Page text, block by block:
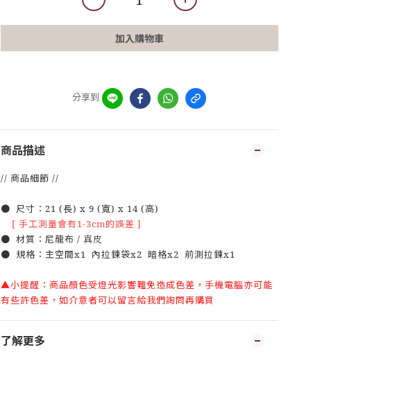
加入購物車
分享到
商品描述
// 商品細節 //
● 尺寸：21 (長) x 9 (寬) x 14 (高)
[ 手工測量會有1-3cm的誤差 ]
● 材質：尼龍布 / 真皮
● 規格：主空間x1 內拉鍊袋x2 暗格x2 前測拉鍊x1
▲小提醒：商品顏色受燈光影響難免造成色差，手機電腦亦可能
有些許色差，如介意者可以留言給我們詢問再購買
了解更多